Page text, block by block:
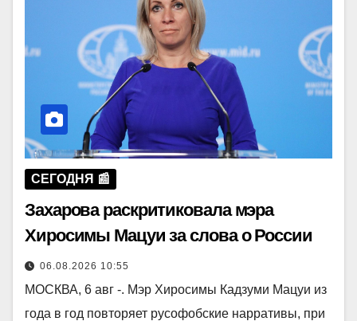
СЕГОДНЯ 📰
Захарова раскритиковала мэра
Хиросимы Мацуи за слова о России
06.08.2026 10:55
МОСКВА, 6 авг -. Мэр Хиросимы Кадзуми Мацуи из
года в год повторяет русофобские нарративы, при